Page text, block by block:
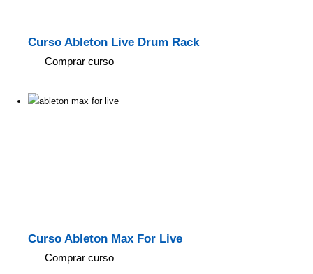
Curso Ableton Live Drum Rack
Comprar curso
Curso Ableton Max For Live
Comprar curso